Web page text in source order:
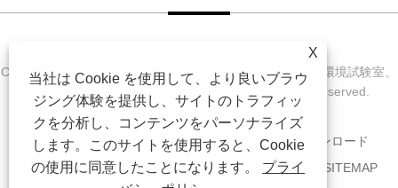
Copyright © 2022 Symor Instrument Equipment Co., Ltd. 環境試験室、
電子乾燥キャビネット、促進耐候試験室 All Rights Reserved.
私たちに関しては 製品 ニュース
ダウンロード
お問い合わせを送信
お問い合わせ リンク
SITEMAP
X
当社は Cookie を使用して、より良いブラウ
ジング体験を提供し、サイトのトラフィッ
クを分析し、コンテンツをパーソナライズ
します。このサイトを使用すると、Cookie
の使用に同意したことになります。 プライ